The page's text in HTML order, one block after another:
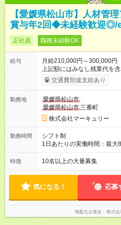
【愛媛県松山市】人材管
賞与年2回◆未経験歓迎◎/
正社員 職種未経験OK
給与
月給210,000円～300,000円
上記額にはみなし残業代を
ます。 みなし残業代
※能力やスキルを考慮の上、
に1回の「年次昇給」があり
す。特に頑張っている人は
となることも。努力や成長が収
期間】試用期間あり 試用期
本採用時と同じです。
交通費別途支給あり
勤務地
愛媛県松山市
愛媛県松山市三番町
株式会社マーキュリー
勤務時間
シフト制
1日あたりの実働時間：最
間） ※勤務地により異なり
特徴 10名以上の大量募集
気になる！ 応募
掲載元企業名 株式会